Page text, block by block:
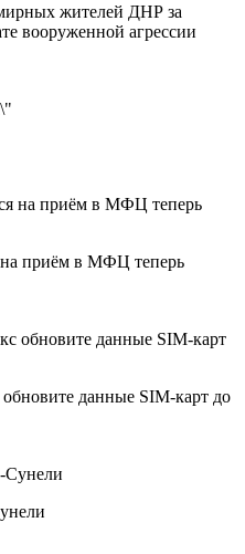
жителей ДНР за
вооруженной агрессии
приём в МФЦ теперь
данные SIM-карт до